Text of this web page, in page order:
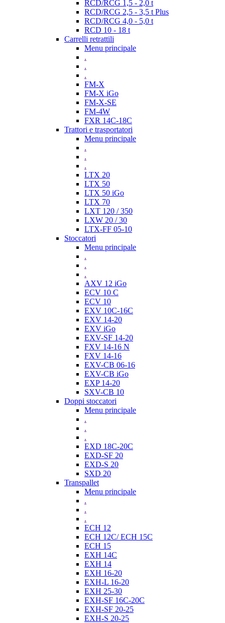
RCD/RCG 1,5 - 2,0 t
RCD/RCG 2,5 - 3,5 t Plus
RCD/RCG 4,0 - 5,0 t
RCD 10 - 18 t
Carrelli retrattili
Menu principale
.
.
.
FM-X
FM-X iGo
FM-X-SE
FM-4W
FXR 14C-18C
Trattori e trasportatori
Menu principale
.
.
.
LTX 20
LTX 50
LTX 50 iGo
LTX 70
LXT 120 / 350
LXW 20 / 30
LTX-FF 05-10
Stoccatori
Menu principale
.
.
.
AXV 12 iGo
ECV 10 C
ECV 10
EXV 10C-16C
EXV 14-20
EXV iGo
EXV-SF 14-20
FXV 14-16 N
FXV 14-16
EXV-CB 06-16
EXV-CB iGo
EXP 14-20
SXV-CB 10
Doppi stoccatori
Menu principale
.
.
.
EXD 18C-20C
EXD-SF 20
EXD-S 20
SXD 20
Transpallet
Menu principale
.
.
.
ECH 12
ECH 12C/ ECH 15C
ECH 15
EXH 14C
EXH 14
EXH 16-20
EXH-L 16-20
EXH 25-30
EXH-SF 16C-20C
EXH-SF 20-25
EXH-S 20-25